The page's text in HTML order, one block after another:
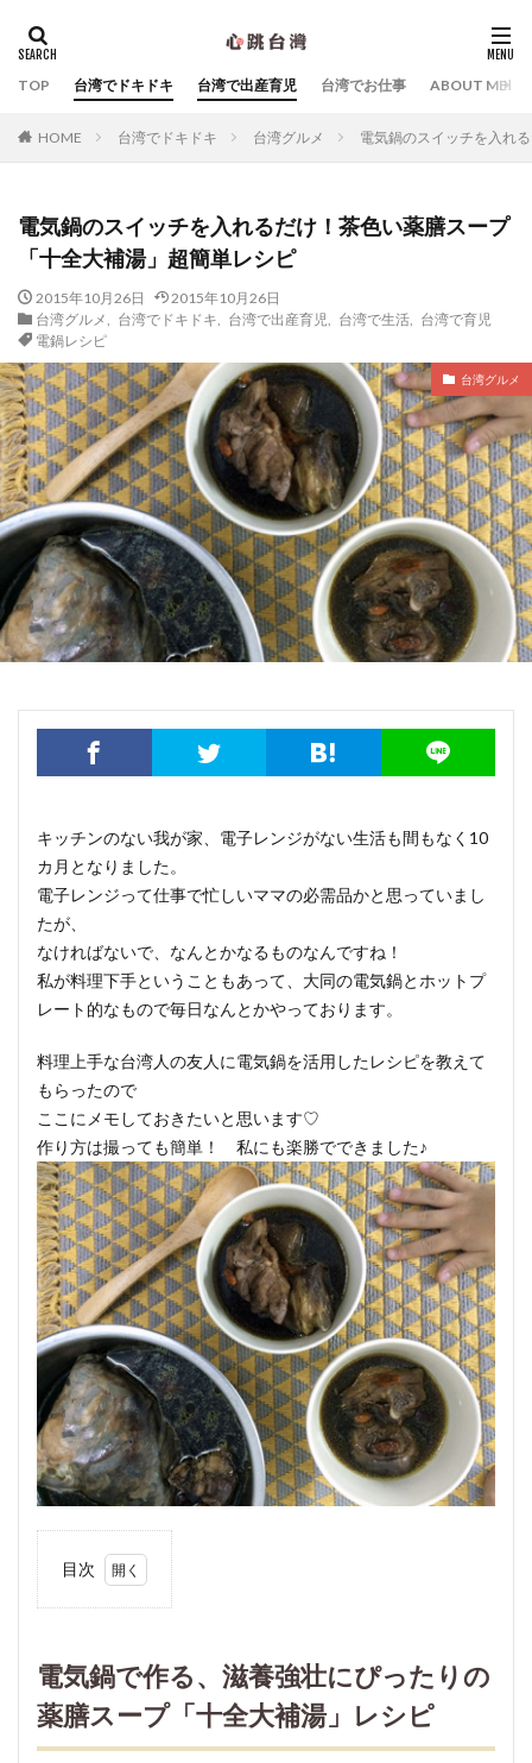
TOP 台湾でドキドキ 台湾で出産育児 台湾でお仕事 ABOUT ME
HOME 台湾でドキドキ 台湾グルメ 電気鍋のスイッチを入れ
電気鍋のスイッチを入れるだけ！茶色い薬膳スープ
「十全大補湯」超簡単レシピ
2015年10月26日
2015年10月26日
台湾グルメ
台湾でドキドキ 台湾で出産育児 台湾で生活,
台湾で育児
電鍋レシピ
台湾グルメ
キッチンのない我が家、電子レンジがない生活も間もなく10
カ月となりました。
電子レンジって仕事で忙しいママの必需品かと思っていまし
たが、
なければないで、なんとかなるものなんですね！
私が料理下手ということもあって、大同の電気鍋とホットプ
レート的なもので毎日なんとかやっております。
料理上手な台湾人の友人に電気鍋を活用したレシピを教えて
もらったので
ここにメモしておきたいと思います♡
作り方は撮っても簡単！ 私にも楽勝でできました♪
目次
作
る、
滋養
強壮
電気鍋で作る、滋養強壮にぴったりの
薬膳スープ「十全大補湯」レシピ
カテゴリー
マッサージ
中国語
台北子ども遊び場
台北産婦人科
台湾Webマーケティング
台湾でおすすめのホテル
台湾デジタル大臣オードリー・タンさん
台湾ものがたり
台湾特集
台湾関連の雑誌・書籍
夜市
子連れ台湾旅行
幼稚園
拙著『オードリー・タン 母の手記「成長戦争」』
拙著『オードリータンの思考』
拙著『まだ誰も見たことのない「未来」の話をしよう』
明太子 × Yaeko 日台女性の交換日記
映画
書籍出版
産後ケア（坐月子）
産後ケアセンター（月子中心）
病院
私の大好きな台湾人 電鍋レシピ 馬祖